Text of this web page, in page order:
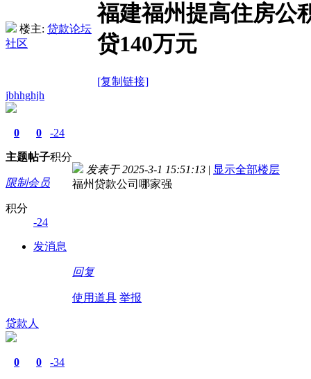
楼主: 贷款论坛
社区
福建福州提高住房公
贷140万元
[复制链接]
jbhhghjh
0
主题
0
帖子
-24
积分
限制会员
积分
-24
发消息
发表于 2025-3-1 15:51:13 | 显示全部楼层
福州贷款公司哪家强
回复
使用道具 举报
贷款人
0 0 -34